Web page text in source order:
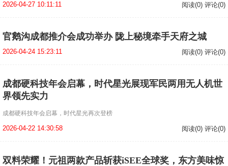
2026-04-27 10:11:11 阅读(0) 评论(0)
官鹅沟成都推介会成功举办 陇上秘境牵手天府之城
2026-04-24 15:23:11 阅读(0) 评论(0)
成都硬科技年会启幕，时代星光展现军民两用无人机世
界领先实力
成都硬科技年会启幕，时代星光再次登榜
2026-04-22 14:30:58 阅读(0) 评论(0)
双料荣耀！元祖两款产品斩获iSEE全球奖，东方美味惊